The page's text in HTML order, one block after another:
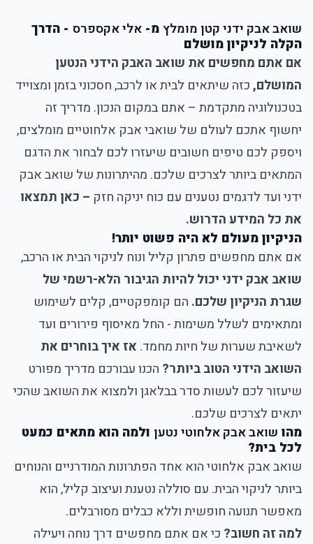
שואב אבק ידני קטן מומלץמ- אלי אקספרס - הדרך
הקלה לניקיון מושלם
אם אתם מחפשים את שואב האבק הידני הנטען
המושלם,כזה שיתאים לבית או לרכב, חסכוני בזמן ומצוייד
בטכנולוגיה מתקדמת – אתם במקום הנכון. מדריך זה
יחשוף אתכם לעולם של שואבי אבק אלחוטיים מומלצים,
ויספק לכם טיפים חשובים שיעזרו לכם לבחור את הדגם
המתאים ביותר לצרכים שלכם. מהיתרונות של שואב אבק
ידני ועד לדגמים נטענים עם כוח יניקה חזק – כאן תמצאו
את כל המידע הדרוש.
הניקיון מעולם לא היה פשוט יותר!
אם אתם מחפשים פתרון קליל ונוח לניקוי הבית או הרכב,
שואב אבק ידני יכול להיות הגיבור הלא-רשמי של
שגרת הניקיון שלכם. הם קומפקטיים, קלים לשימוש
ומתאימים לשלל משימות - החל מאיסוף פירורים ועד
לשאיבת שערות של חיות מחמד. אז איך בוחרים את
השואב הידני הטוב ביותר? הכנו עבורכם מדריך מפורט
שיעזור לכם לעשות סדר בבלאגן ולמצוא את השואב שהכי
יתאים לצרכים שלכם.
מהו שואב אבק אלחוטי נטען ולמה הוא מתאים כמעט
לכל בית?
שואב אבק אלחוטי הוא אחד הפתרונות המודרניים והנוחים
ביותר לניקוי הבית. עם סוללה נטענת ועיצוב קליל, הוא
מאפשר תנועה חופשית וללא כבלים מסורבלים.
למה זה חשוב? כי אם אתם מחפשים דרך נוחה ויעילה